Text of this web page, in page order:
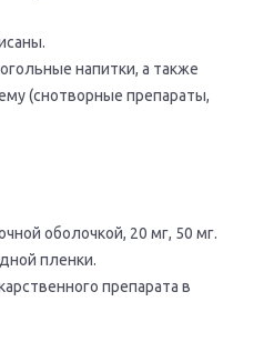
напитки, а также
(снотворные препараты,
оболочкой, 20 мг, 50 мг.
пленки.
препарата в